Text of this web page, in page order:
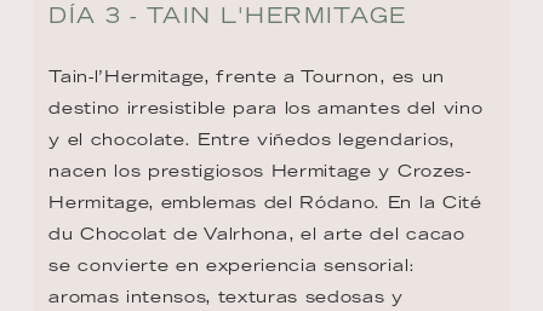
DÍA 3 - TAIN L'HERMITAGE
Tain-l’Hermitage, frente a Tournon, es un
destino irresistible para los amantes del vino
y el chocolate. Entre viñedos legendarios,
nacen los prestigiosos Hermitage y Crozes-
Hermitage, emblemas del Ródano. En la Cité
du Chocolat de Valrhona, el arte del cacao
se convierte en experiencia sensorial:
aromas intensos, texturas sedosas y